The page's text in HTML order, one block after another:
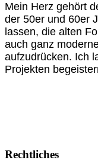
Mein Herz gehört
der 50er und 60er
lassen, die alten
auch ganz
aufzudrücken. Ich
Projekten
Rechtliches